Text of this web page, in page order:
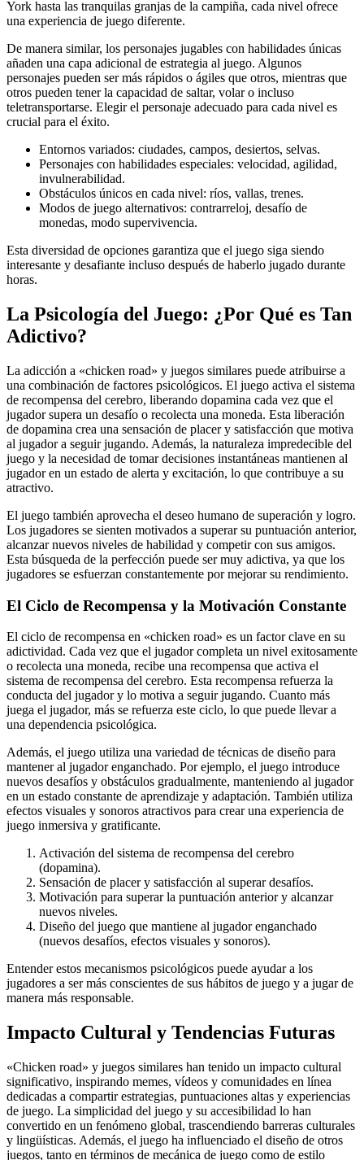
York hasta las tranquilas granjas de la campiña, cada nivel ofrece
una experiencia de juego diferente.
De manera similar, los personajes jugables con habilidades únicas
añaden una capa adicional de estrategia al juego. Algunos
personajes pueden ser más rápidos o ágiles que otros, mientras que
otros pueden tener la capacidad de saltar, volar o incluso
teletransportarse. Elegir el personaje adecuado para cada nivel es
crucial para el éxito.
Entornos variados: ciudades, campos, desiertos, selvas.
Personajes con habilidades especiales: velocidad, agilidad,
invulnerabilidad.
Obstáculos únicos en cada nivel: ríos, vallas, trenes.
Modos de juego alternativos: contrarreloj, desafío de
monedas, modo supervivencia.
Esta diversidad de opciones garantiza que el juego siga siendo
interesante y desafiante incluso después de haberlo jugado durante
horas.
La Psicología del Juego: ¿Por Qué es Tan
Adictivo?
La adicción a «chicken road» y juegos similares puede atribuirse a
una combinación de factores psicológicos. El juego activa el sistema
de recompensa del cerebro, liberando dopamina cada vez que el
jugador supera un desafío o recolecta una moneda. Esta liberación
de dopamina crea una sensación de placer y satisfacción que motiva
al jugador a seguir jugando. Además, la naturaleza impredecible del
juego y la necesidad de tomar decisiones instantáneas mantienen al
jugador en un estado de alerta y excitación, lo que contribuye a su
atractivo.
El juego también aprovecha el deseo humano de superación y logro.
Los jugadores se sienten motivados a superar su puntuación anterior,
alcanzar nuevos niveles de habilidad y competir con sus amigos.
Esta búsqueda de la perfección puede ser muy adictiva, ya que los
jugadores se esfuerzan constantemente por mejorar su rendimiento.
El Ciclo de Recompensa y la Motivación Constante
El ciclo de recompensa en «chicken road» es un factor clave en su
adictividad. Cada vez que el jugador completa un nivel exitosamente
o recolecta una moneda, recibe una recompensa que activa el
sistema de recompensa del cerebro. Esta recompensa refuerza la
conducta del jugador y lo motiva a seguir jugando. Cuanto más
juega el jugador, más se refuerza este ciclo, lo que puede llevar a
una dependencia psicológica.
Además, el juego utiliza una variedad de técnicas de diseño para
mantener al jugador enganchado. Por ejemplo, el juego introduce
nuevos desafíos y obstáculos gradualmente, manteniendo al jugador
en un estado constante de aprendizaje y adaptación. También utiliza
efectos visuales y sonoros atractivos para crear una experiencia de
juego inmersiva y gratificante.
Activación del sistema de recompensa del cerebro
(dopamina).
Sensación de placer y satisfacción al superar desafíos.
Motivación para superar la puntuación anterior y alcanzar
nuevos niveles.
Diseño del juego que mantiene al jugador enganchado
(nuevos desafíos, efectos visuales y sonoros).
Entender estos mecanismos psicológicos puede ayudar a los
jugadores a ser más conscientes de sus hábitos de juego y a jugar de
manera más responsable.
Impacto Cultural y Tendencias Futuras
«Chicken road» y juegos similares han tenido un impacto cultural
significativo, inspirando memes, vídeos y comunidades en línea
dedicadas a compartir estrategias, puntuaciones altas y experiencias
de juego. La simplicidad del juego y su accesibilidad lo han
convertido en un fenómeno global, trascendiendo barreras culturales
y lingüísticas. Además, el juego ha influenciado el diseño de otros
juegos, tanto en términos de mecánica de juego como de estilo